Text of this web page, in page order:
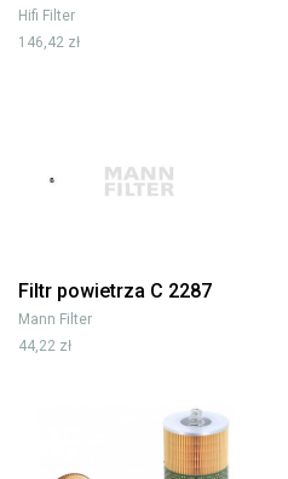
Hifi Filter
146,42 zł
Filtr powietrza C 2287
Mann Filter
44,22 zł